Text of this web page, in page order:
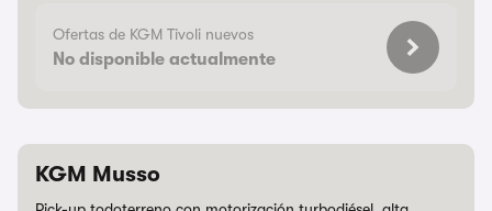
Ofertas de KGM Tivoli nuevos
No disponible actualmente
KGM Musso